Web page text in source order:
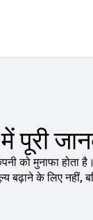
पूरी
को मुनाफा होता
बढ़ाने के लिए नहीं,